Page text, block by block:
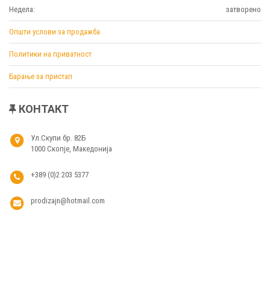
Недела: затворено
Општи услови за продажба
Политики на приватност
Барање за пристап
КОНТАКТ
Ул.Скупи бр. 82Б
1000 Скопје, Македонија
+389 (0)2 203 5377
prodizajn@hotmail.com